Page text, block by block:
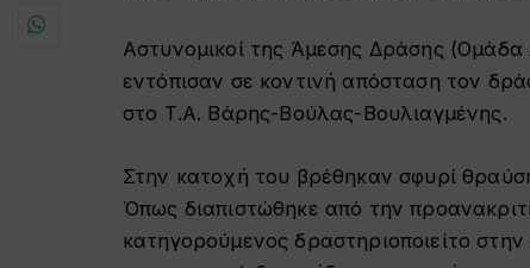
Αστυνομικοί της Άμεσης Δράσης
εντόπισαν σε κοντινή απόσταση τον
στο Τ.Α. Βάρης-Βούλας-Βουλιαγμένης.
Στην κατοχή του βρέθηκαν σφυρί
Όπως διαπιστώθηκε από την
κατηγορούμενος δραστηριοποιείτο